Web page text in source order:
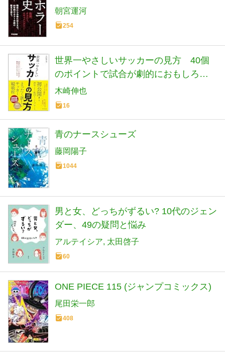
1093)
朝宮運河
254
世界一やさしいサッカーの見方 40個
のポイントで試合が劇的におもしろく
なる
木崎伸也
16
青のナースシューズ
藤岡陽子
1044
男と女、どっちがずるい? 10代のジェン
ダー、49の疑問と悩み
アルテイシア 太田啓子
60
ONE PIECE 115 (ジャンプコミックス)
尾田栄一郎
408